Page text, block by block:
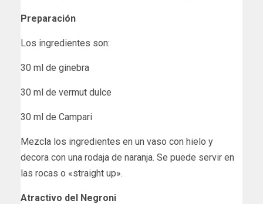
Preparación
Los ingredientes son:
30 ml de ginebra
30 ml de vermut dulce
30 ml de Campari
Mezcla los ingredientes en un vaso con hielo y
decora con una rodaja de naranja. Se puede servir en
las rocas o «straight up».
Atractivo del Negroni